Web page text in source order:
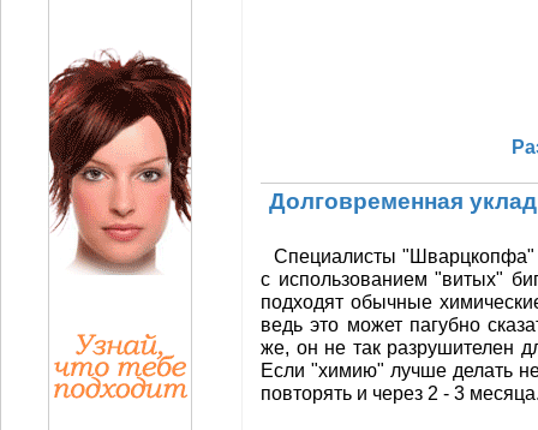
Долговременная
Специалисты "Шварцкопфа"
с использованием "витых"
подходят обычные
ведь это может пагубно
же, он не так разрушителен
Если "химию" лучше делать
повторять и через 2 - 3